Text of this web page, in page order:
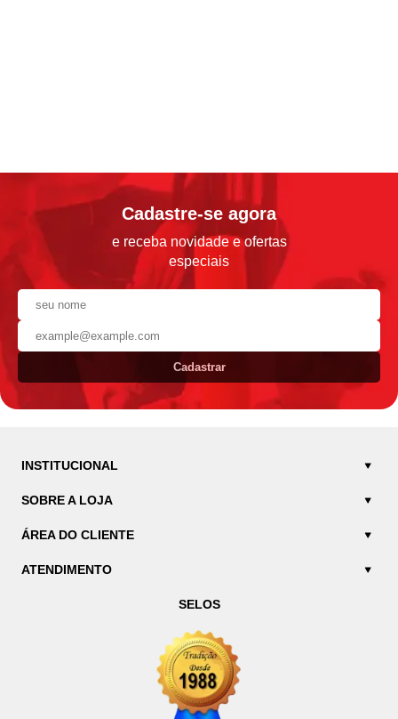
Cadastre-se agora
e receba novidade e ofertas
especiais
Cadastrar
INSTITUCIONAL
SOBRE A LOJA
ÁREA DO CLIENTE
ATENDIMENTO
SELOS